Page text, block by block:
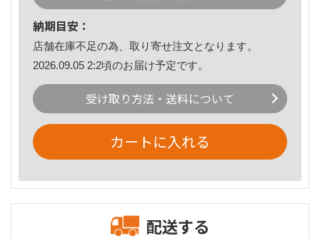
納期目安：
店舗在庫不足の為、取り寄せ注文となります。
2026.09.05 2:2頃のお届け予定です。
受け取り方法・送料について
カートに入れる
配送する